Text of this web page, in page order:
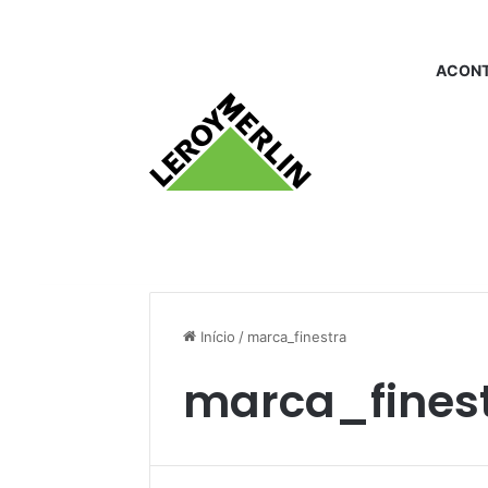
Início / marca_finestra